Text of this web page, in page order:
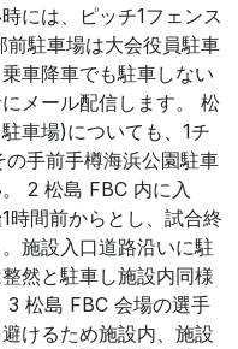
には、ピッチ1フェンス
駐車場は大会役員駐車
車降車でも駐車しない
メール配信します。 松
車場)についても、1チ
手前手樽海浜公園駐車
2 松島 FBC 内に入
時間前からとし、試合終
施設入口道路沿いに駐
然と駐車し施設内同様
3 松島 FBC 会場の選手
けるため施設内、施設